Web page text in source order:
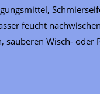
feucht
sauberen Wisch-